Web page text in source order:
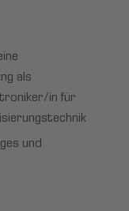
als
in für
und